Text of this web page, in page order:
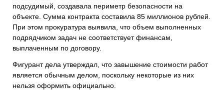
подсудимый, создавала периметр безопасности на
объекте. Сумма контракта составила 85 миллионов рублей.
При этом прокуратура выявила, что объем выполненных
подрядчиком задач не соответствует финансам,
выплаченным по договору.
Фигурант дела утверждал, что завышение стоимости работ
является обычным делом, поскольку некоторые из них
нельзя оформить официально.